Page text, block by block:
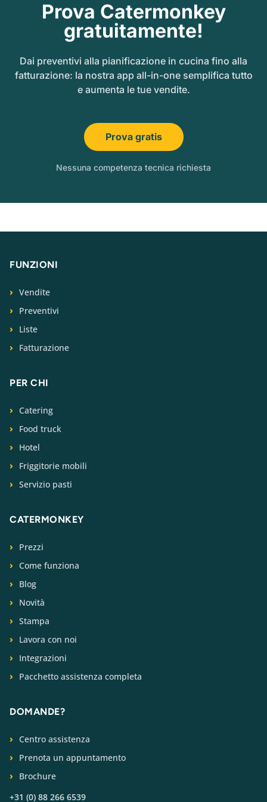
Prova Catermonkey
gratuitamente!
Dai preventivi alla pianificazione in cucina fino alla
fatturazione: la nostra app all-in-one semplifica tutto
e aumenta le tue vendite.
Prova gratis
Nessuna competenza tecnica richiesta
FUNZIONI
Vendite
Preventivi
Liste
Fatturazione
PER CHI
Catering
Food truck
Hotel
Friggitorie mobili
Servizio pasti
CATERMONKEY
Prezzi
Come funziona
Blog
Novità
Stampa
Lavora con noi
Integrazioni
Pacchetto assistenza completa
DOMANDE?
Centro assistenza
Prenota un appuntamento
Brochure
+31 (0) 88 266 6539